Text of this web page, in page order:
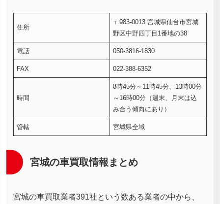
住所
〒983-0013 宮城県仙台市宮城
野区中野四丁目1番地の38
電話 050-3816-1830
FAX 022-388-6352
時間
8時45分～11時45分、13時00分
～16時00分（週末、月末は込
み合う傾向にあり）
管轄 宮城県全域
宮城の車買取情報まとめ
宮城の車買取業者391社という数ある業者の中から、